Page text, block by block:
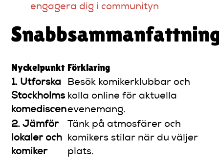
engagera dig i communityn
Nyckelpunkt Förklaring
1. Utforska
Stockholms
komediscen
Besök komikerklubbar och
kolla online för aktuella
evenemang.
2. Jämför
lokaler och
komiker
Tänk på atmosfärer och
komikers stilar när du väljer
plats.